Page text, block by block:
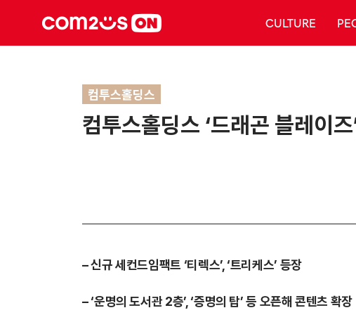
CULTURE
컴투스홀딩스
컴투스홀딩스 ‘드래곤 블레이
– 신규 세컨드임팩트 ‘티렉스’, ‘트리케스’ 등장
– ‘운명의 도서관 2층’, ‘증명의 탑’ 등 오픈해 콘텐츠 확장